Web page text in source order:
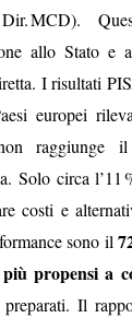
Dir. MCD).
allo Stato e
I risultati
europei
raggiunge
Solo circa l’11
costi e
sono il
propensi a
preparati. Il